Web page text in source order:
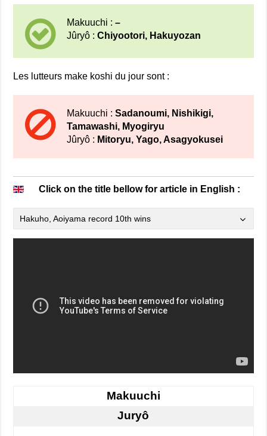
Makuuchi :–
Jûryô :Chiyootori, Hakuyozan
Les lutteurs make koshi du jour sont :
Makuuchi :Sadanoumi, Nishikigi,
Tamawashi, Myogiryu
Jûryô : Mitoryu, Yago, Asagyokusei
Click on the title bellow for article in English :
Hakuho, Aoiyama record 10th wins
Makuuchi
Juryô